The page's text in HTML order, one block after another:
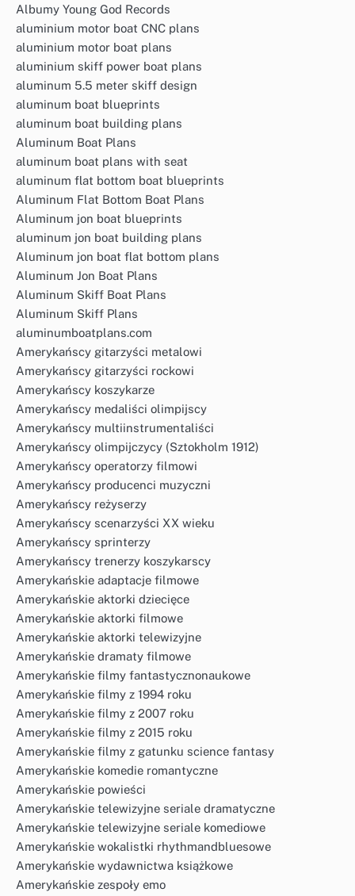
Albumy Young God Records
aluminium motor boat CNC plans
aluminium motor boat plans
aluminium skiff power boat plans
aluminum 5.5 meter skiff design
aluminum boat blueprints
aluminum boat building plans
Aluminum Boat Plans
aluminum boat plans with seat
aluminum flat bottom boat blueprints
Aluminum Flat Bottom Boat Plans
Aluminum jon boat blueprints
aluminum jon boat building plans
Aluminum jon boat flat bottom plans
Aluminum Jon Boat Plans
Aluminum Skiff Boat Plans
Aluminum Skiff Plans
aluminumboatplans.com
Amerykańscy gitarzyści metalowi
Amerykańscy gitarzyści rockowi
Amerykańscy koszykarze
Amerykańscy medaliści olimpijscy
Amerykańscy multiinstrumentaliści
Amerykańscy olimpijczycy (Sztokholm 1912)
Amerykańscy operatorzy filmowi
Amerykańscy producenci muzyczni
Amerykańscy reżyserzy
Amerykańscy scenarzyści XX wieku
Amerykańscy sprinterzy
Amerykańscy trenerzy koszykarscy
Amerykańskie adaptacje filmowe
Amerykańskie aktorki dziecięce
Amerykańskie aktorki filmowe
Amerykańskie aktorki telewizyjne
Amerykańskie dramaty filmowe
Amerykańskie filmy fantastycznonaukowe
Amerykańskie filmy z 1994 roku
Amerykańskie filmy z 2007 roku
Amerykańskie filmy z 2015 roku
Amerykańskie filmy z gatunku science fantasy
Amerykańskie komedie romantyczne
Amerykańskie powieści
Amerykańskie telewizyjne seriale dramatyczne
Amerykańskie telewizyjne seriale komediowe
Amerykańskie wokalistki rhythmandbluesowe
Amerykańskie wydawnictwa książkowe
Amerykańskie zespoły emo